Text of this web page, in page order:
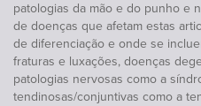
patologias da mão e do punho e
de doenças que afetam estas
de diferenciação e onde se
fraturas e luxações, doenças
patologias nervosas como a
tendinosas/conjuntivas como a